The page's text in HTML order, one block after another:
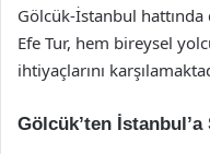
Gölcük-İstanbul
Efe Tur, hem bireysel
ihtiyaçlarını
Gölcük’ten İstanbul’a